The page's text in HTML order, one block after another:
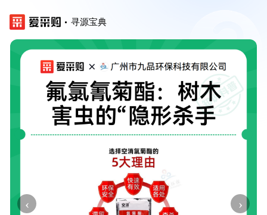
寻源宝典
‹ ›